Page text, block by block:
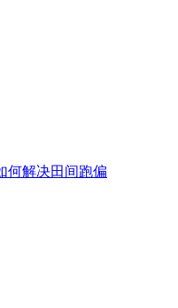
何解决田间跑偏